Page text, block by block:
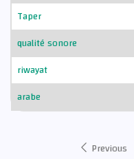
Taper
qualité sonore
riwayat
arabe
Previous